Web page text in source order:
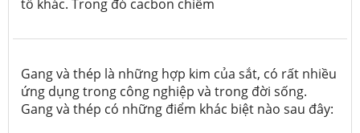
tố khác. Trong đó cacbon chiếm
Gang và thép là những hợp kim của sắt, có rất nhiều
ứng dụng trong công nghiệp và trong đời sống.
Gang và thép có những điểm khác biệt nào sau đây: